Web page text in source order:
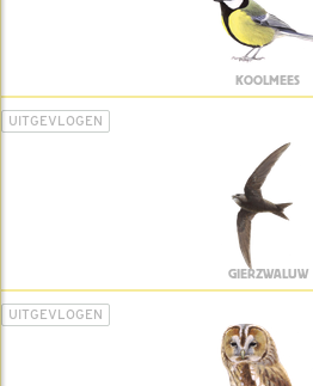
KOOLMEES
UITGEVLOGEN
GIERZWALUW
UITGEVLOGEN